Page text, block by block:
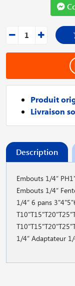
Produit
Livraison
Description
Embouts 1/4“
Embouts 1/4“
1/4“ 6 pans
1/4“ Adaptateur 1/